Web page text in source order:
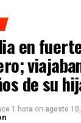
en
de su
1 hora on agosto